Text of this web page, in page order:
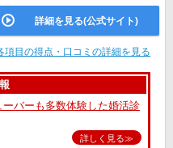
詳細を見る(公式サイト)
項目の得点・口コミの詳細を見る
バーも多数体験した婚活診
詳しく見る≫